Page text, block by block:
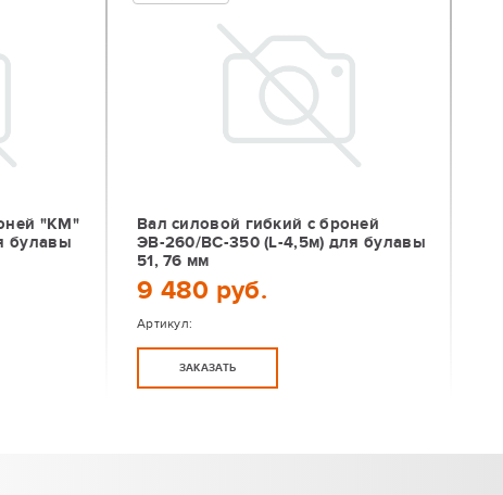
"КМ"
булавы
Вал силовой гибкий с броней
ЭВ-260/ВС-350 (L-4,5м) для булавы
51, 76 мм
9 480 руб.
Артикул:
ЗАКАЗАТЬ